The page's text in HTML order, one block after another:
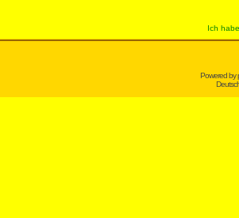
Ich
Powered by